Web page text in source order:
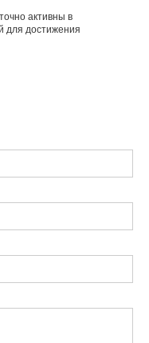
активны в
для достижения